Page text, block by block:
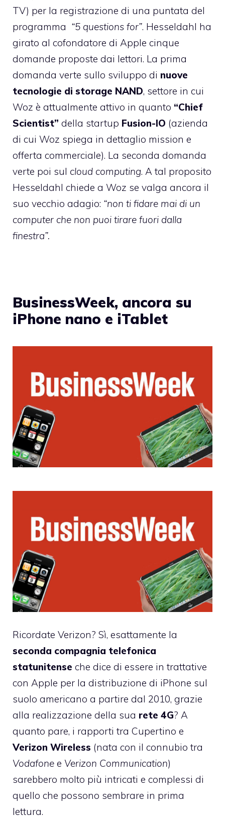
TV) per la registrazione di una puntata del
programma “5 questions for”. Hesseldahl ha
girato al cofondatore di Apple cinque
domande proposte dai lettori. La prima
domanda verte sullo sviluppo di nuove
tecnologie di storage NAND, settore in cui
Woz è attualmente attivo in quanto “Chief
Scientist” della startup Fusion-IO (azienda
di cui Woz spiega in dettaglio mission e
offerta commerciale). La seconda domanda
verte poi sul cloud computing. A tal proposito
Hesseldahl chiede a Woz se valga ancora il
suo vecchio adagio: “non ti fidare mai di un
computer che non puoi tirare fuori dalla
finestra”.
BusinessWeek, ancora su
iPhone nano e iTablet
Ricordate Verizon? Sì, esattamente la
seconda compagnia telefonica
statunitense che dice di essere in trattative
con Apple per la distribuzione di iPhone sul
suolo americano a partire dal 2010, grazie
alla realizzazione della sua rete 4G? A
quanto pare, i rapporti tra Cupertino e
Verizon Wireless (nata con il connubio tra
Vodafone e Verizon Communication)
sarebbero molto più intricati e complessi di
quello che possono sembrare in prima
lettura.